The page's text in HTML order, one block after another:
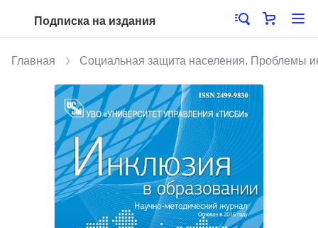
Подписка на издания
Главная Социальная защита населения. Проблемы